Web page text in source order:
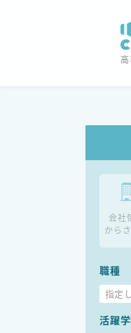
会社
から
職種
指定
活躍